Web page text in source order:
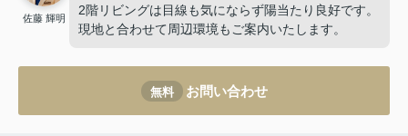
佐藤 輝明
2階リビングは目線も気にならず陽当たり良好です。
現地と合わせて周辺環境もご案内いたします。
無料 お問い合わせ